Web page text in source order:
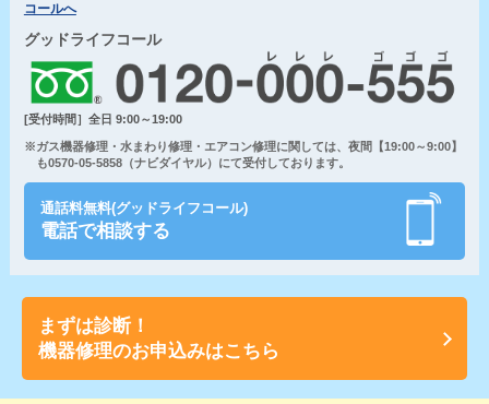
コールへ
グッドライフコール
[受付時間］全日 9:00～19:00
※ガス機器修理・水まわり修理・エアコン修理に関しては、夜間【19:00～9:00】
も0570-05-5858（ナビダイヤル）にて受付しております。
通話料無料(グッドライフコール)
電話で相談する
まずは診断！
機器修理のお申込みはこちら